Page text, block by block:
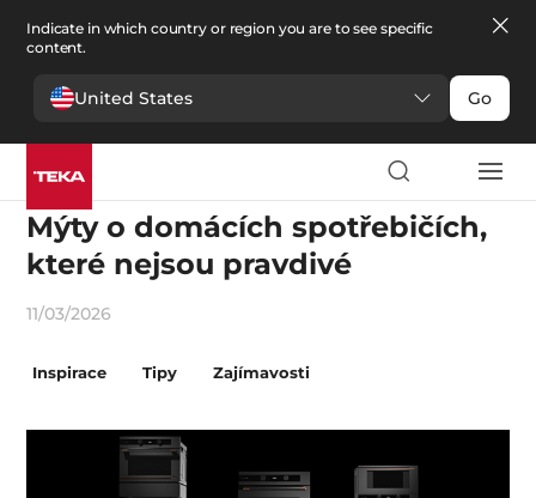
Indicate in which country or region you are to see specific
content.
United States Go
Emoce
Mýty o domácích spotřebičích,
které nejsou pravdivé
11/03/2026
Inspirace Tipy Zajímavosti